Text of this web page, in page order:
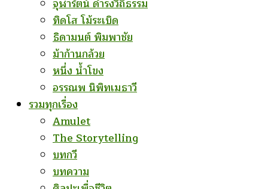
จุฬารัตน์ ดำรงวิถีธรรม
ทิดโส โม้ระเบิด
ธิดามนต์ พิมพาชัย
ม้าก้านกล้วย
หนึ่ง น้ำโขง
อรรณพ นิพิทเมธาวี
รวมทุกเรื่อง
Amulet
The Storytelling
บทกวี
บทความ